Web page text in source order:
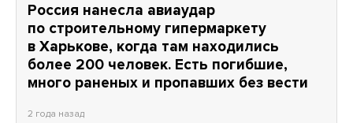
Россия нанесла авиаудар
по строительному гипермаркету
в Харькове, когда там находились
более 200 человек. Есть погибшие,
много раненых и пропавших без вести
2 года назад